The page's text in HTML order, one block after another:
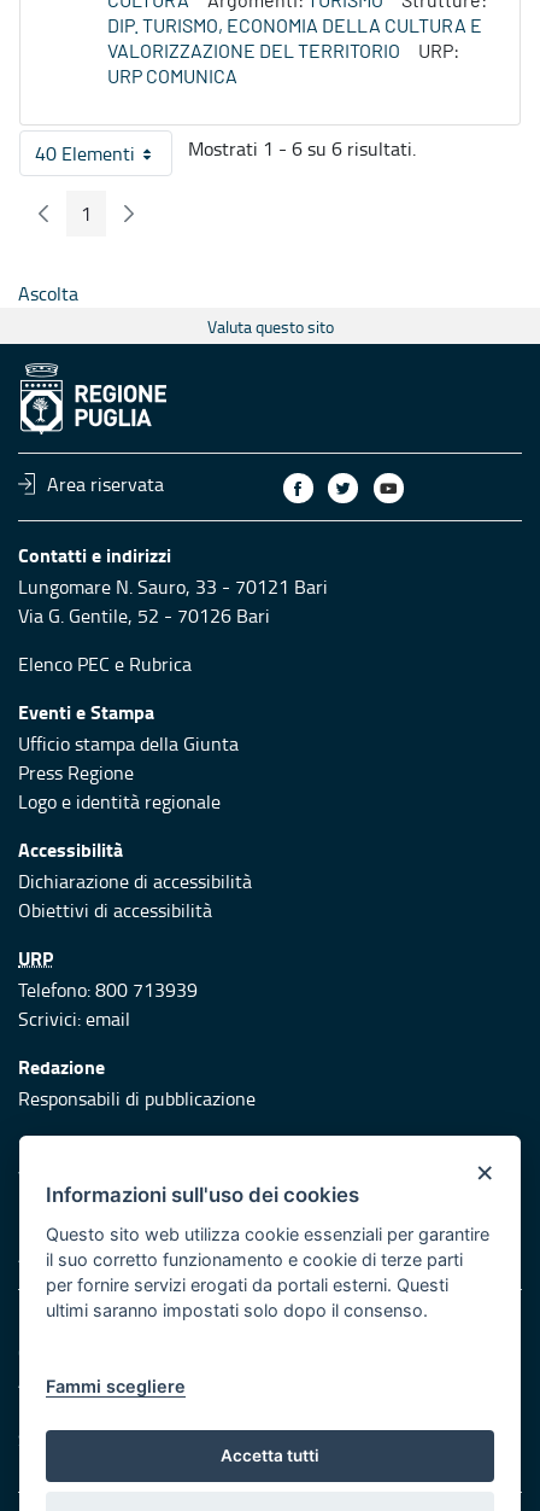
DIP. TURISMO, ECONOMIA DELLA CULTURA E
VALORIZZAZIONE DEL TERRITORIO
URP:
URP COMUNICA
40 ElementiPer pagina
Mostrati 1 - 6 su 6 risultati.
Pagina Precedente
Pagina
1 Pagina Seguente
Ascolta
Valuta questo sito
Area riservata
Contatti e indirizzi
Lungomare N. Sauro, 33 - 70121 Bari
Via G. Gentile, 52 - 70126 Bari
Elenco PEC e Rubrica
Eventi e Stampa
Ufficio stampa della Giunta
Press Regione
Logo e identità regionale
Accessibilità
Dichiarazione di accessibilità
Obiettivi di accessibilità
URP
Telefono: 800 713939
Scrivici:email
Redazione
Responsabili di pubblicazione
Protezione civile
Vai al sito di Protezione Civile Puglia
Iniziativa finanziata con risorse del POR Puglia 2014/2020 -
Asse XI
Note legali
Cookie e privacy
Atti di notifica
Servizi Intranet
×
Informazioni sull'uso dei cookies
Questo sito web utilizza cookie essenziali per garantire
il suo corretto funzionamento e cookie di terze parti
per fornire servizi erogati da portali esterni. Questi
ultimi saranno impostati solo dopo il consenso.
Fammi scegliere
Accetta tutti